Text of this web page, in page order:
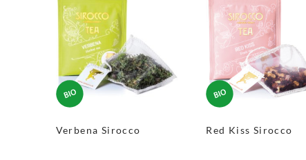
Verbena Sirocco Red Kiss Sirocco